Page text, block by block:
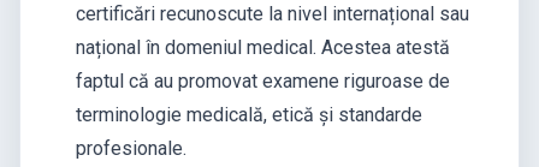
certificări recunoscute la nivel internațional sau
național în domeniul medical. Acestea atestă
faptul că au promovat examene riguroase de
terminologie medicală, etică și standarde
profesionale.